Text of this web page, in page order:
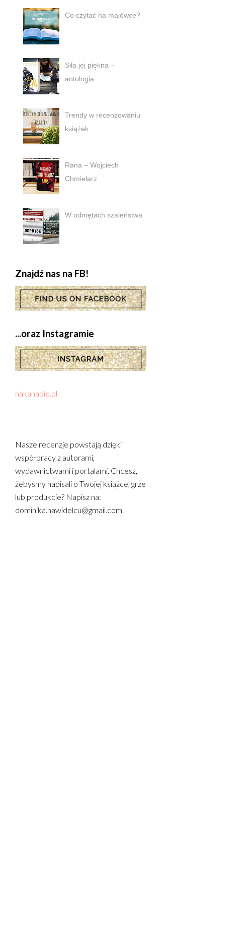
Co czytać na majówce?
Siła jej piękna –
antologia
Trendy w recenzowaniu
książek
Rana – Wojciech
Chmielarz
W odmętach szaleństwa
Znajdź nas na FB!
...oraz Instagramie
nakanapie.pl
Nasze recenzje powstają dzięki
współpracy z autorami,
wydawnictwami i portalami. Chcesz,
żebyśmy napisali o Twojej książce, grze
lub produkcie? Napisz na:
dominika.nawidelcu@gmail.com.